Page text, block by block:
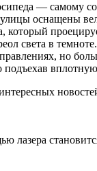
— самому
улицы оснащены
света в
но
подъехав
лазера